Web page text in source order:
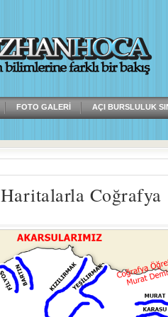
FOTO GALERI AÇI BURSLULUK
Haritalarla Coğrafya